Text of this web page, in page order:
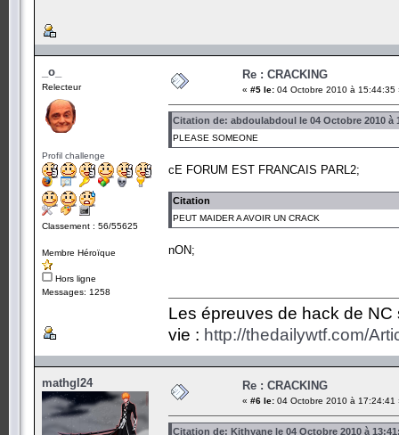
_o_
Relecteur
Profil challenge
Classement : 56/55625
Membre Héroïque
Hors ligne
Messages: 1258
Re : CRACKING
« #5 le: 04 Octobre 2010 à 15:44:35
Citation de: abdoulabdoul le 04 Octobre 2010 à
PLEASE SOMEONE
cE FORUM EST FRANCAIS PARL2;
Citation
PEUT MAIDER A AVOIR UN CRACK
nON;
Les épreuves de hack de
vie : http://thedailywtf.com/
mathgl24 Re : CRACKING
« #6 le: 04 Octobre 2010 à 17:24:41
Citation de: Kithyane le 04 Octobre 2010 à